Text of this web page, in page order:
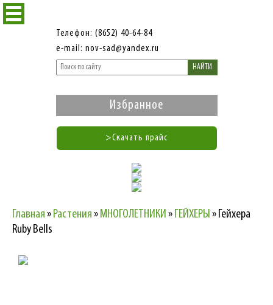
Телефон: (8652) 40-64-84
e-mail: nov-sad@yandex.ru
НАЙТИ
Избранное
>Скачать прайс
Главная» Растения» МНОГОЛЕТНИКИ » ГЕЙХЕРЫ » Гейхера
Ruby Bells